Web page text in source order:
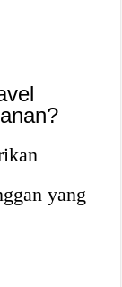
yang